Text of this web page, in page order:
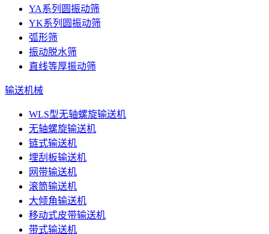
YA系列圆振动筛
YK系列圆振动筛
弧形筛
振动脱水筛
直线等厚振动筛
输送机械
WLS型无轴螺旋输送机
无轴螺旋输送机
链式输送机
埋刮板输送机
网带输送机
滚筒输送机
大倾角输送机
移动式皮带输送机
带式输送机